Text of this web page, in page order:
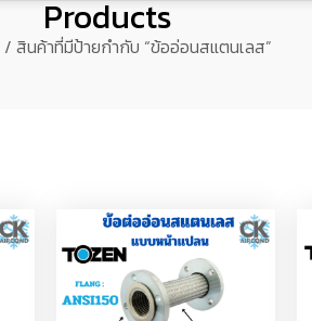
Products
/ สินค้าที่มีป้ายกำกับ “ข้ออ่อนสแตนเลส”